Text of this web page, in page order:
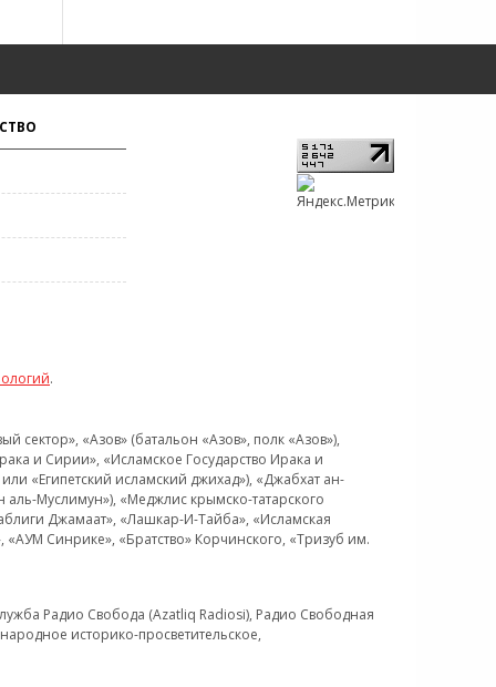
.
«Азов» (батальон «Азов», полк «Азов»),
и Сирии», «Исламское Государство Ирака и
«Египетский исламский джихад»), «Джабхат ан-
Муслимун»), «Меджлис крымско-татарского
Джамаат», «Лашкар-И-Тайба», «Исламская
Синрике», «Братство» Корчинского, «Тризуб им.
Радио Свобода (Azatliq Radiosi), Радио Свободная
историко-просветительское,